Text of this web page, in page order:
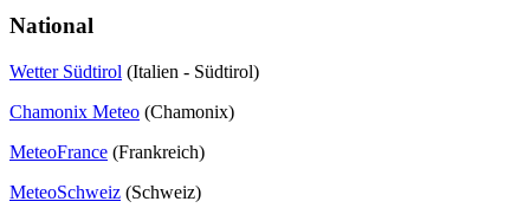
National
Wetter Südtirol (Italien - Südtirol)
Chamonix Meteo (Chamonix)
MeteoFrance (Frankreich)
MeteoSchweiz (Schweiz)